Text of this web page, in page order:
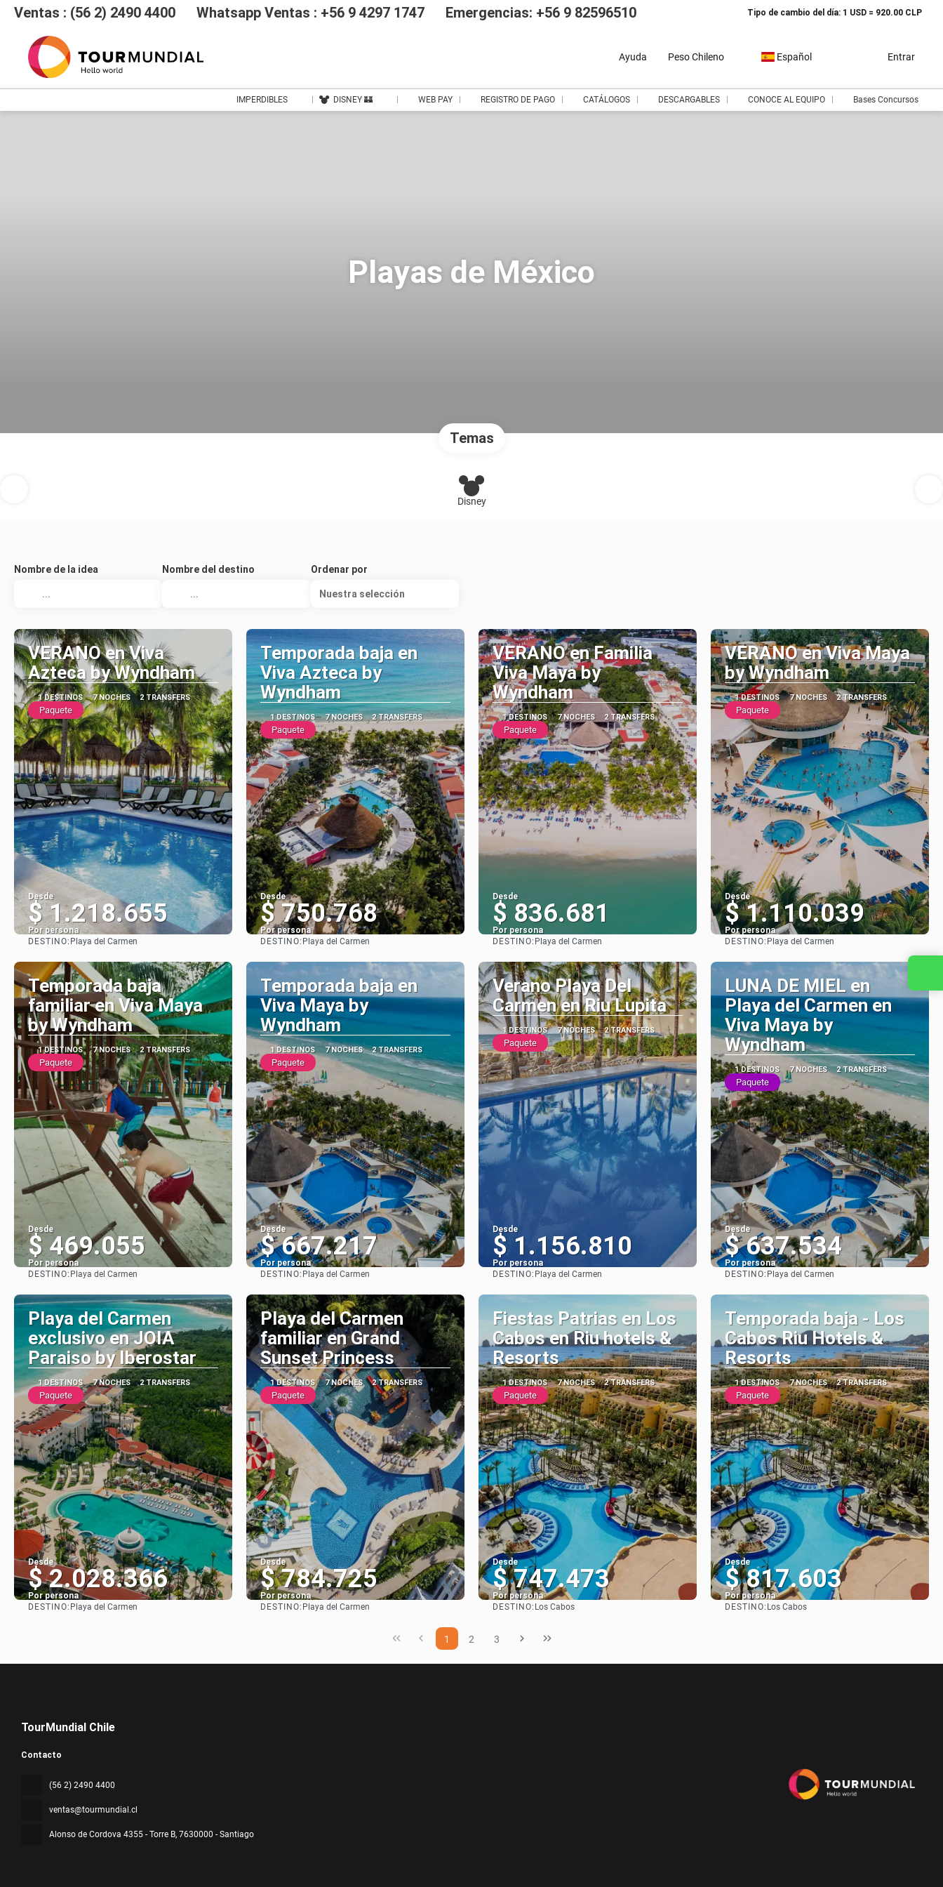
Ventas : (56 2) 2490 4400 Whatsapp Ventas : +56 9 4297 1747 Emergencias: +56 9 82596510 Tipo de cambio del día: 1 USD = 920.00 CLP
Ayuda Peso Chileno Español Entrar
IMPERDIBLES DISNEY 🏰 WEB PAY REGISTRO DE PAGO CATÁLOGOS DESCARGABLES CONOCE AL EQUIPO Bases Concursos
Playas de México
Temas
Disney
Nombre de la idea Nombre del destino Ordenar por
Nuestra selección
VERANO en Viva
Azteca by Wyndham
1 DESTINOS 7 NOCHES 2 TRANSFERS
Paquete
Desde
$ 1.218.655
Por persona
DESTINO: Playa del Carmen
Temporada baja en
Viva Azteca by
Wyndham
1 DESTINOS 7 NOCHES 2 TRANSFERS
Paquete
Desde
$ 750.768
Por persona
DESTINO: Playa del Carmen
VERANO en Familia
Viva Maya by
Wyndham
1 DESTINOS 7 NOCHES 2 TRANSFERS
Paquete
Desde
$ 836.681
Por persona
DESTINO: Playa del Carmen
VERANO en Viva Maya
by Wyndham
1 DESTINOS 7 NOCHES 2 TRANSFERS
Paquete
Desde
$ 1.110.039
Por persona
DESTINO: Playa del Carmen
Temporada baja
familiar en Viva Maya
by Wyndham
1 DESTINOS 7 NOCHES 2 TRANSFERS
Paquete
Desde
$ 469.055
Por persona
DESTINO: Playa del Carmen
Temporada baja en
Viva Maya by
Wyndham
1 DESTINOS 7 NOCHES 2 TRANSFERS
Paquete
Desde
$ 667.217
Por persona
DESTINO: Playa del Carmen
Verano Playa Del
Carmen en Riu Lupita
1 DESTINOS 7 NOCHES 2 TRANSFERS
Paquete
Desde
$ 1.156.810
Por persona
DESTINO: Playa del Carmen
LUNA DE MIEL en
Playa del Carmen en
Viva Maya by
Wyndham
1 DESTINOS 7 NOCHES 2 TRANSFERS
Paquete
Desde
$ 637.534
Por persona
DESTINO: Playa del Carmen
Playa del Carmen
exclusivo en JOIA
Paraiso by Iberostar
1 DESTINOS 7 NOCHES 2 TRANSFERS
Paquete
Desde
$ 2.028.366
Por persona
DESTINO: Playa del Carmen
Playa del Carmen
familiar en Grand
Sunset Princess
1 DESTINOS 7 NOCHES 2 TRANSFERS
Paquete
Desde
$ 784.725
Por persona
DESTINO: Playa del Carmen
Fiestas Patrias en Los
Cabos en Riu hotels &
Resorts
1 DESTINOS 7 NOCHES 2 TRANSFERS
Paquete
Desde
$ 747.473
Por persona
DESTINO: Los Cabos
Temporada baja - Los
Cabos Riu Hotels &
Resorts
1 DESTINOS 7 NOCHES 2 TRANSFERS
Paquete
Desde
$ 817.603
Por persona
DESTINO: Los Cabos
1 2 3
TourMundial Chile
Contacto
(56 2) 2490 4400
ventas@tourmundial.cl
Alonso de Cordova 4355 - Torre B, 7630000 - Santiago
Contacta con nosotros